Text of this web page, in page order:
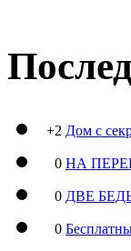
+2 Дом с
0 НА
0 ДВЕ
0